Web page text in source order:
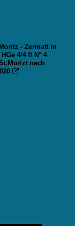
- Zermatt in
4/4 II N° 4
nach
